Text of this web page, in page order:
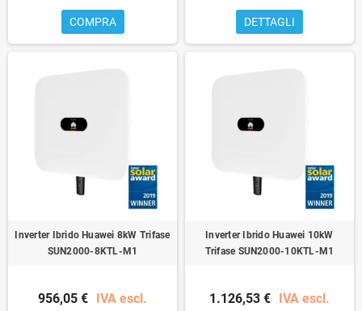
COMPRA DETTAGLI
Inverter Ibrido Huawei 8kW Trifase
SUN2000-8KTL-M1
956,05 € IVA escl.
Inverter Ibrido Huawei 10kW
Trifase SUN2000-10KTL-M1
1.126,53 € IVA escl.